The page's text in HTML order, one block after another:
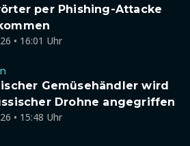
per Phishing-Attacke
• 16:01 Uhr
Gemüsehändler wird
Drohne angegriffen
• 15:48 Uhr